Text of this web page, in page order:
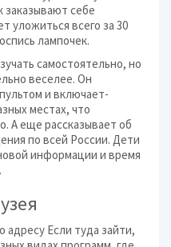
заказывают себе
уложиться всего за 30
лампочек.
самостоятельно, но
веселее. Он
и включает-
местах, что
А еще рассказывает об
по всей России. Дети
информации и время
адресу Если туда зайти,